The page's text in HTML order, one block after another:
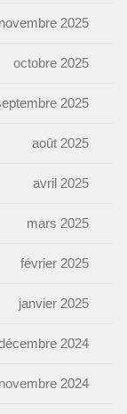
novembre 2025
octobre 2025
2025
août 2025
avril 2025
mars 2025
février 2025
janvier 2025
2024
novembre 2024